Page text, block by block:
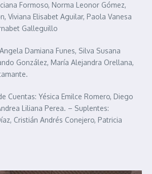
Formoso, Norma Leonor Gómez,
Viviana Elisabet Aguilar, Paola Vanesa
Galleguillo
Damiana Funes, Silva Susana
González, María Alejandra Orellana,
Cuentas: Yésica Emilce Romero, Diego
Liliana Perea. – Suplentes:
Cristián Andrés Conejero, Patricia